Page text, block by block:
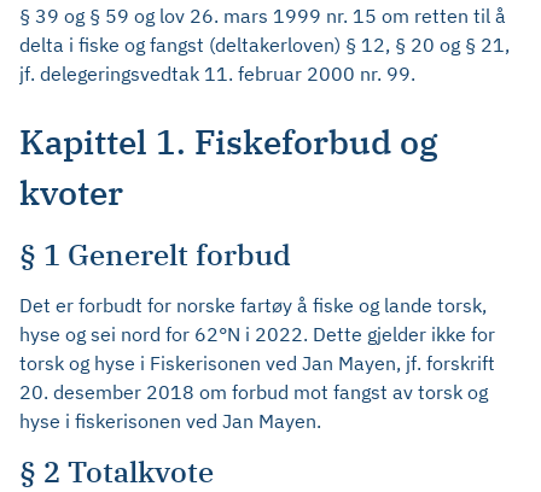
§ 39 og § 59 og lov 26. mars 1999 nr. 15 om retten til å
delta i fiske og fangst (deltakerloven) § 12, § 20 og § 21,
jf. delegeringsvedtak 11. februar 2000 nr. 99.
Kapittel 1. Fiskeforbud og
kvoter
§ 1 Generelt forbud
Det er forbudt for norske fartøy å fiske og lande torsk,
hyse og sei nord for 62°N i 2022. Dette gjelder ikke for
torsk og hyse i Fiskerisonen ved Jan Mayen, jf. forskrift
20. desember 2018 om forbud mot fangst av torsk og
hyse i fiskerisonen ved Jan Mayen.
§ 2 Totalkvote